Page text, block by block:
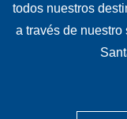
todos nuestros
a través de